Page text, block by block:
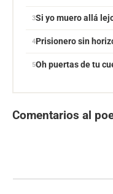
Si yo muero allá
Prisionero sin
Oh puertas de tu
Comentarios al